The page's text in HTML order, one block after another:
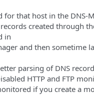
for that host in the DNS-
created through
in
and then sometime
parsing of DNS
HTTP and FTP
if you create a